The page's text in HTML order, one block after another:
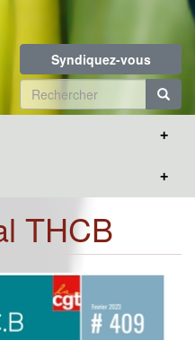
Syndiquez-vous
Formulaire
de
THCB